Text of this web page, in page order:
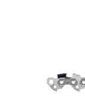
Contact